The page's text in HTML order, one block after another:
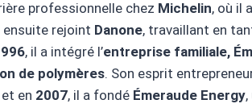
professionnelle chez Michelin, où il
ensuite rejoint Danone, travaillant en
, il a intégré l’entreprise familiale,
de polymères. Son esprit
et en 2007, il a fondé Émeraude Energy